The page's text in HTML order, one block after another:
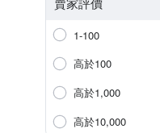
1-100
高於100
高於1,000
高於10,000